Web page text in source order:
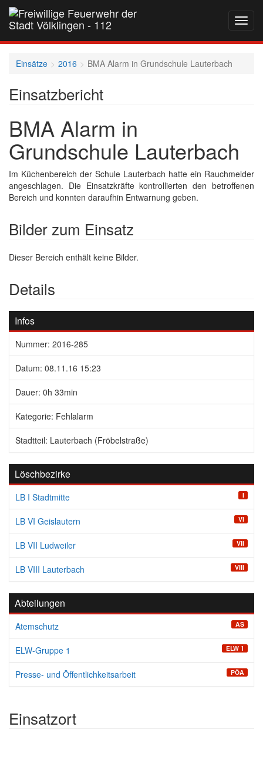
auf-
und
Einsätze 2016 BMA Alarm in Grundschule Lauterbach
Einsatzbericht
BMA Alarm in
Grundschule Lauterbach
Im Küchenbereich der Schule Lauterbach hatte ein Rauchmelder
angeschlagen. Die Einsatzkräfte kontrollierten den betroffenen
Bereich und konnten daraufhin Entwarnung geben.
Bilder zum Einsatz
Dieser Bereich enthält keine Bilder.
Details
Infos
Nummer: 2016-285
Datum: 08.11.16 15:23
Dauer: 0h 33min
Kategorie: Fehlalarm
Stadtteil: Lauterbach (Fröbelstraße)
Löschbezirke
LB I Stadtmitte I
LB VI Geislautern VI
LB VII Ludweiler VII
LB VIII Lauterbach VIII
Abteilungen
Atemschutz AS
ELW-Gruppe 1 ELW 1
Presse- und Öffentlichkeitsarbeit PÖA
Einsatzort